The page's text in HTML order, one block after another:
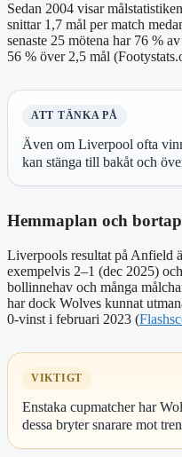
Sedan 2004 visar
snittar 1,7 mål per match
senaste 25 mötena har 76 %
56 % över 2,5 mål
ATT TÄNKA PÅ
Även om Liverpool ofta
kan stänga till bakåt och
Hemmaplan och
Liverpools resultat på Anfield
exempelvis 2–1 (dec 2025)
bollinnehav och många
har dock Wolves kunnat
0-vinst i februari 2023 (
VIKTIGT
Enstaka cupmatcher har
dessa bryter snarare mot